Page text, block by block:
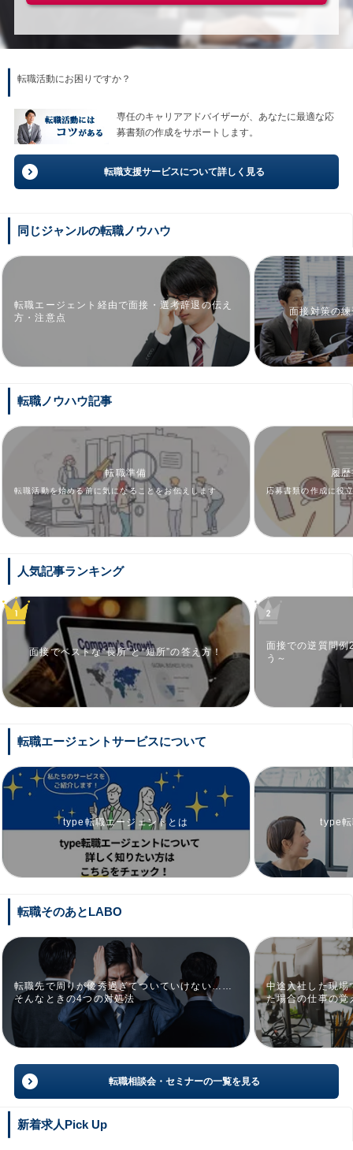
転職活動にお困りですか？
専任のキャリアアドバイザーが、あなたに最適な応
募書類の作成をサポートします。
転職支援サービスについて詳しく見る
同じジャンルの転職ノウハウ
転職エージェント経由で面接・選考辞退の伝え
方・注意点
面接対策の
転職ノウハウ記事
転職準備
転職活動を始める前に気になることをお伝えします
履
応募書類の作成に役
人気記事ランキング
面接でベストな“長所”と“短所”の答え方！
面接での逆質問
う～
転職エージェントサービスについて
type転職エージェントとは type
転職そのあとLABO
転職先で周りが優秀過ぎてついていけない……
そんなときの4つの対処法
中途入社した現場
た場合の仕事の覚
転職相談会・セミナーの一覧を見る
新着求人Pick Up